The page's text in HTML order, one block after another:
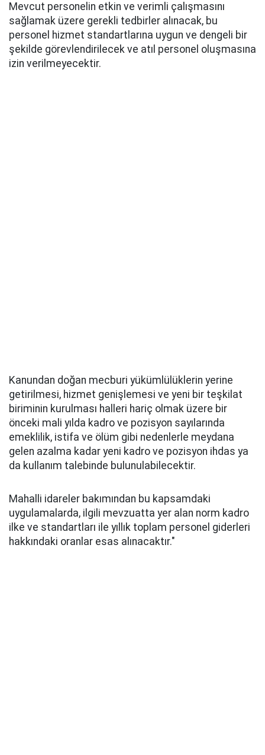
Mevcut personelin etkin ve verimli çalışmasını
sağlamak üzere gerekli tedbirler alınacak, bu
personel hizmet standartlarına uygun ve dengeli bir
şekilde görevlendirilecek ve atıl personel oluşmasına
izin verilmeyecektir.
Kanundan doğan mecburi yükümlülüklerin yerine
getirilmesi, hizmet genişlemesi ve yeni bir teşkilat
biriminin kurulması halleri hariç olmak üzere bir
önceki mali yılda kadro ve pozisyon sayılarında
emeklilik, istifa ve ölüm gibi nedenlerle meydana
gelen azalma kadar yeni kadro ve pozisyon ihdas ya
da kullanım talebinde bulunulabilecektir.
Mahalli idareler bakımından bu kapsamdaki
uygulamalarda, ilgili mevzuatta yer alan norm kadro
ilke ve standartları ile yıllık toplam personel giderleri
hakkındaki oranlar esas alınacaktır."